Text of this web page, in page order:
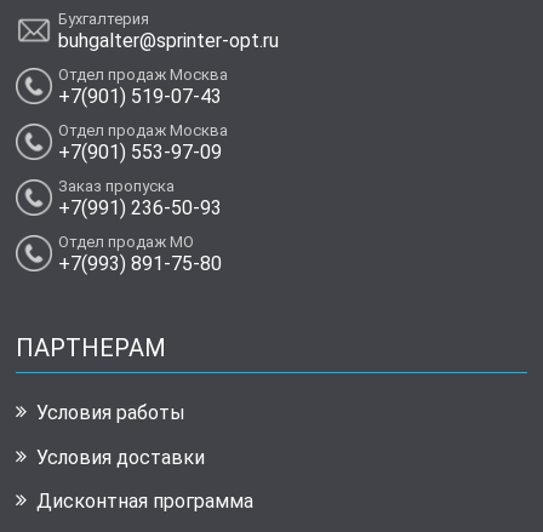
Бухгалтерия
buhgalter@sprinter-opt.ru
Отдел продаж Москва
+7(901) 519-07-43
Отдел продаж Москва
+7(901) 553-97-09
Заказ пропуска
+7(991) 236-50-93
Отдел продаж МО
+7(993) 891-75-80
ПАРТНЕРАМ
Условия работы
Условия доставки
Дисконтная программа